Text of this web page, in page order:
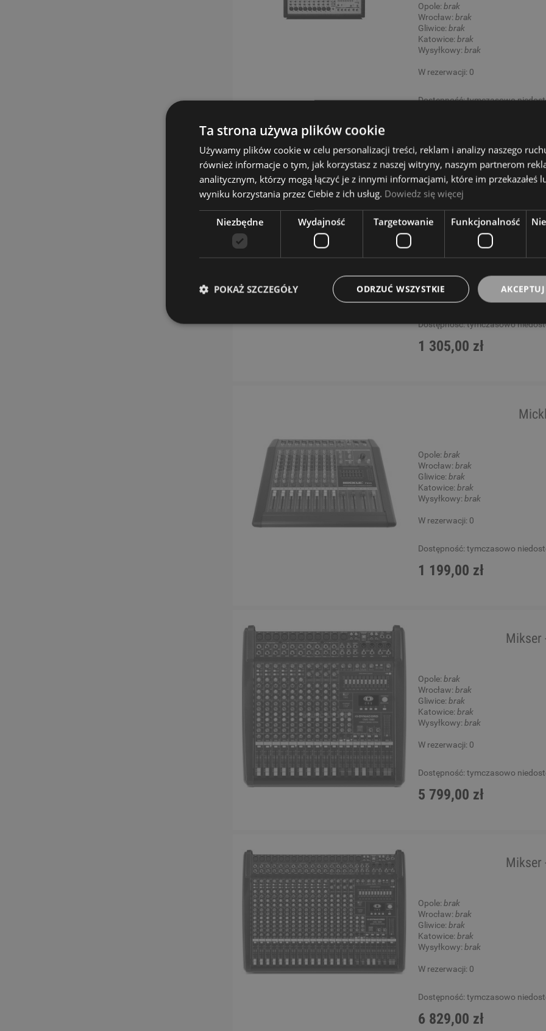
Opole:brak
Wrocław:brak
Gliwice:brak
Katowice:brak
Wysyłkowy:brak
W rezerwacji: 0
Dostępność:tymczasowo
Wysyłkowy:
W rezerwacji: 0
Dostępność:tymczasowo
1 305,00 zł
Opole:brak
Wrocław:brak
Gliwice:brak
Katowice:brak
Wysyłkowy:brak
W rezerwacji: 0
Dostępność: tymczasowo
1 199,00 zł
Mikser
Opole:brak
Wrocław:brak
Gliwice:brak
Katowice:brak
Wysyłkowy:brak
W rezerwacji: 0
Dostępność: tymczasowo
5 799,00 zł
Mikser
Opole:brak
Wrocław:brak
Gliwice:brak
Katowice:brak
Wysyłkowy:brak
W rezerwacji: 0
Dostępność: tymczasowo
6 829,00 zł
Ta strona używa plików cookie
Używamy plików cookie w celu personalizacji treści, reklam i analizy naszego
również informacje o tym, jak korzystasz z naszej witryny, naszym partnerom
analitycznym, którzy mogą łączyć je z innymi informacjami, które im przekazałeś
wyniku korzystania przez Ciebie z ich usług. Dowiedz się więcej
Niezbędne Wydajność Targetowanie Funkcjonalność
ODRZUĆ WSZYSTKIE
POKAŻ SZCZEGÓŁY